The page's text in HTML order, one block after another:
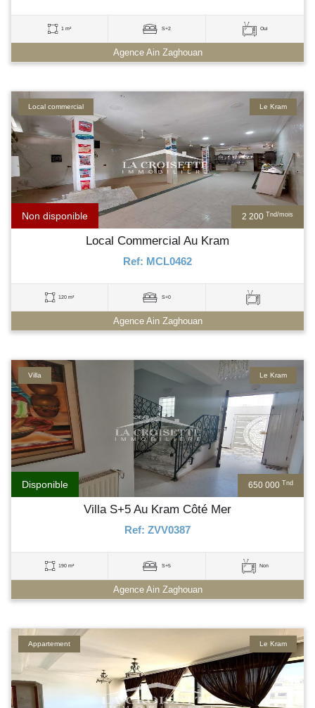
1 m² S+2 Oui
Agence Ain Zaghouan
2 200 Tnd/mois
Non disponible
Le Kram
Local commercial
Local Commercial Au Kram
Ref: MCL0462
120 m² S+0
Agence Ain Zaghouan
650 000 Tnd
Disponible
Le Kram
Villa
Villa S+5 Au Kram Côté Mer
Ref: ZVV0387
190 m² S+5 Non
Agence Ain Zaghouan
Le Kram
Appartement